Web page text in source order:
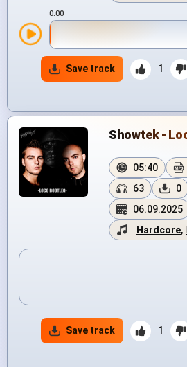
0:00
Save track 1
Showtek -
05:40
63 0
06.09.2025
Hardcore,
Save track 1